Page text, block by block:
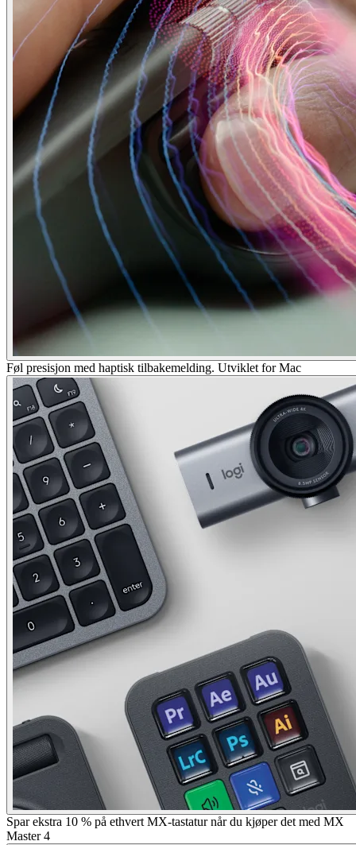
Føl presisjon med haptisk tilbakemelding. Utviklet for Mac
Spar ekstra 10 % på ethvert MX-tastatur når du kjøper det med MX
Master 4